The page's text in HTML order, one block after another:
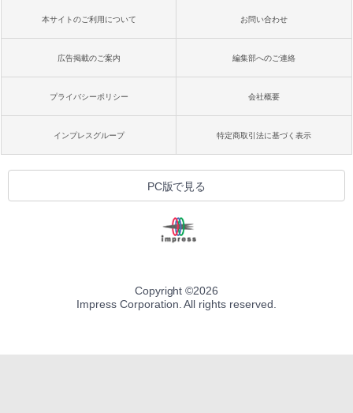
本サイトのご利用について お問い合わせ
広告掲載のご案内 編集部へのご連絡
プライバシーポリシー 会社概要
インプレスグループ 特定商取引法に基づく表示
PC版で見る
Copyright ©2026
Impress Corporation. All rights reserved.